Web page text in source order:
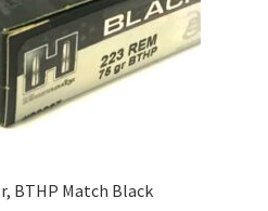
BTHP Match Black